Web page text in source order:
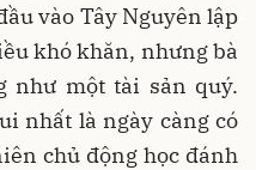
vào Tây Nguyên lập
khó khăn, nhưng bà
như một tài sản quý.
nhất là ngày càng có
chủ động học đánh